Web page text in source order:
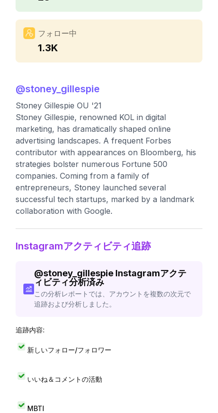
フォロー中
1.3K
@stoney_gillespie
Stoney Gillespie OU '21
Stoney Gillespie, renowned KOL in digital
marketing, has dramatically shaped online
advertising landscapes. A frequent Forbes
contributor with appearances on Bloomberg, his
strategies bolster numerous Fortune 500
companies. Coming from a family of
entrepreneurs, Stoney launched several
successful tech startups, marked by a landmark
collaboration with Google.
Instagramアクティビティ追跡
@stoney_gillespie Instagramアクテ
ィビティ分析済み
この分析レポートでは、アカウントを複数の次元で
追跡および分析しました。
追跡内容:
新しいフォロー/フォロワー
いいね＆コメントの活動
MBTI